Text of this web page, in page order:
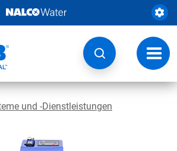
und -Dienstleistungen